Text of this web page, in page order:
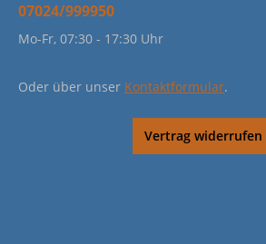
07024/999950
Mo-Fr, 07:30 - 17:30 Uhr
Oder über unser Kontaktformular.
Vertrag widerrufen